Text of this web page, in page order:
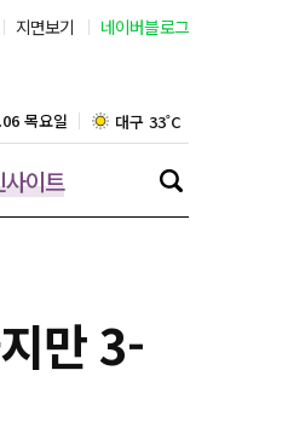
지면보기 네이버블로그
이트
목요일 대구 33˚C
인천 30˚C
울산 32˚C
만 3-